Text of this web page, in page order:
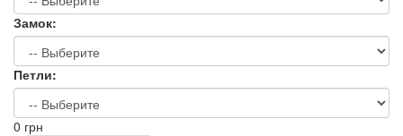
Замок:
Петли:
0 грн